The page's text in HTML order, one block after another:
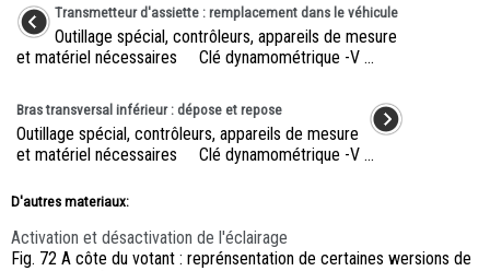
Transmetteur d'assiette : remplacement dans le véhicule
Outillage spécial, contrôleurs, appareils de mesure
et matériel nécessaires Clé dynamométrique -V ...
Bras transversal inférieur : dépose et repose
Outillage spécial, contrôleurs, appareils de mesure
et matériel nécessaires Clé dynamométrique -V ...
D'autres materiaux:
Activation et désactivation de l'éclairage
Fig. 72 A côte du votant : reprénsentation de certaines wersions de